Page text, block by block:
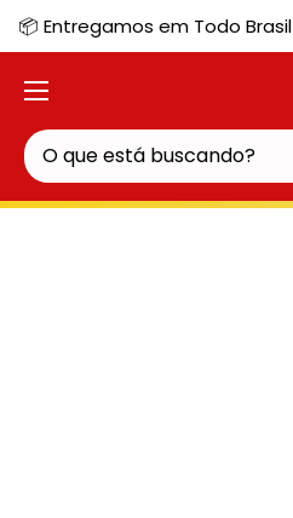
📦 Entregamos em Todo Brasil